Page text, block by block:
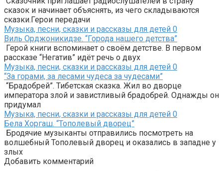
сказок и начинает объяснять, из чего складываются
сказки.Герои передачи
Музыка, песни, сказки и рассказы для детей 0
Виль Орджоникидзе. “Города нашего детства”
Герой книги вспоминает о своём детстве. В первом
рассказе “Негатив” идёт речь о двух
Музыка, песни, сказки и рассказы для детей 0
“За горами, за лесами чудеса за чудесами”
“Брадобрей”. Тибетская сказка. Жил во дворце
императора злой и завистливый брадобрей. Однажды он
придумал
Музыка, песни, сказки и рассказы для детей 0
Бела Хоргаш. “Тополевый дворец”
Бродячие музыканты отправились посмотреть на
волшебный Тополевый дворец и оказались в западне у
злых
Добавить комментарий